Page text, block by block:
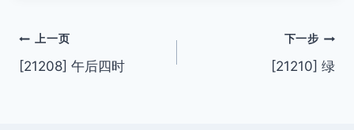
文
章
上一页
[21208] 午后四时
下一步
[21210] 绿